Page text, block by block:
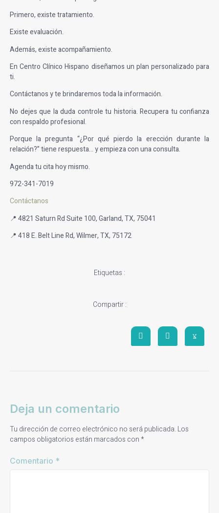
Primero, existe tratamiento.
Existe evaluación.
Además, existe acompañamiento.
En Centro Clínico Hispano diseñamos un plan personalizado para
ti.
Contáctanos y te brindaremos toda la información.
No dejes que la duda controle tu historia. Recupera tu confianza
con respaldo profesional.
Porque la pregunta “¿Por qué pierdo la erección durante la
relación?” tiene respuesta… y empieza con una consulta.
Agenda tu cita hoy mismo.
972-341-7019
Contáctanos
📍 4821 Saturn Rd Suite 100, Garland, TX, 75041
📍 418 E. Belt Line Rd, Wilmer, TX, 75172
Etiquetas :
Compartir :
Deja un comentario
Tu dirección de correo electrónico no será publicada. Los
campos obligatorios están marcados con*
Comentario *